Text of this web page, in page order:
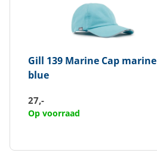
Gill 139 Marine Cap marine
blue
27,-
Op voorraad